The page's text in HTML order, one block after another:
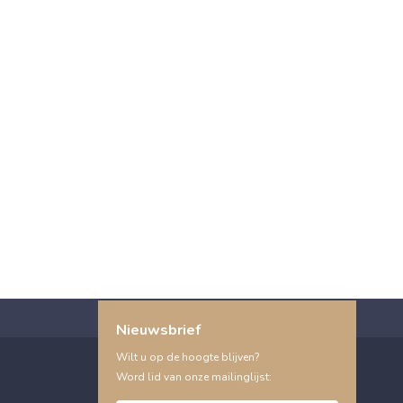
Nieuwsbrief
Wilt u op de hoogte blijven?
Word lid van onze mailinglijst: